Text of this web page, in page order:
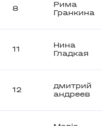
8
Рима
Гранкина
11
Нина
Гладкая
12
дмитрий
андреев